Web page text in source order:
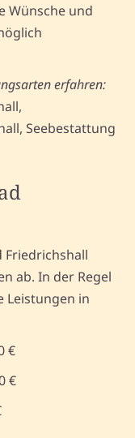
Wünsche und
erfahren:
Seebestattung
Friedrichshall
ab. In der Regel
Leistungen in
€
€